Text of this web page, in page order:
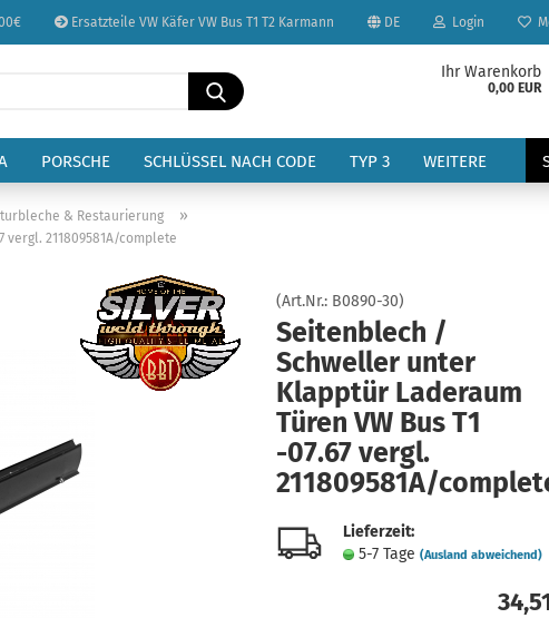
Ersatzteile VW Käfer VW Bus T1 T2 Karmann DE
Sprache auswählen
Lieferland
Login
Konto erstellen
Passwort vergessen?
Suche...
Ihr Warenkorb
0,00 EUR
PORSCHE SCHLÜSSEL NACH CODE TYP 3 WEITERE
& Restaurierung »
211809581A/complete
(Art.Nr.: B0890-30)
Seitenblech /
Schweller unter
Klapptür Laderaum
Türen VW Bus T1
-07.67 vergl.
211809581A/
Lieferzeit:
5-7 Tage (Ausland abweichend)